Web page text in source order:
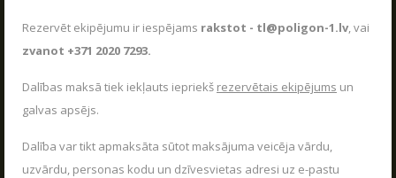
Rezervēt ekipējumu ir iespējams rakstot - tl@poligon-1.lv, vai
zvanot +371 2020 7293.
Dalības maksā tiek iekļauts iepriekš rezervētais ekipējums un
galvas apsējs.
Dalība var tikt apmaksāta sūtot maksājuma veicēja vārdu,
uzvārdu, personas kodu un dzīvesvietas adresi uz e-pastu